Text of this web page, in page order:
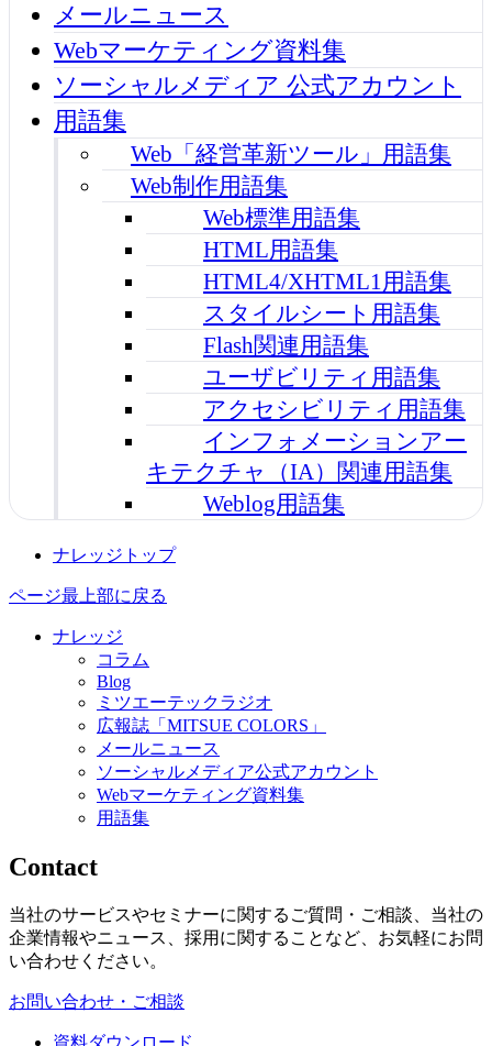
メールニュース
Webマーケティング資料集
ソーシャルメディア 公式アカウント
用語集
Web「経営革新ツール」用語集
Web制作用語集
Web標準用語集
HTML用語集
HTML4/XHTML1用語集
スタイルシート用語集
Flash関連用語集
ユーザビリティ用語集
アクセシビリティ用語集
インフォメーションアー
キテクチャ（IA）関連用語集
Weblog用語集
ナレッジトップ
ページ最上部に戻る
ナレッジ
コラム
Blog
ミツエーテックラジオ
広報誌「MITSUE COLORS」
メールニュース
ソーシャルメディア公式アカウント
Webマーケティング資料集
用語集
Contact
当社のサービスやセミナーに関するご質問・ご相談、当社の
企業情報やニュース、採用に関することなど、お気軽にお問
い合わせください。
お問い合わせ・ご相談